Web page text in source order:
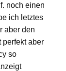
noch einen
ich letztes
aber den
perfekt aber
so